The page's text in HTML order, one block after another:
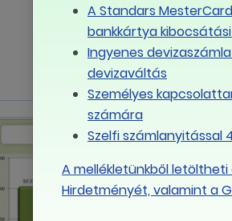
A Standars
bankkártya
Ingyenes
devizaváltás
Személyes
számára
Szelfi számlanyitással
A mellékletünkből letöltheti
Hirdetményét, valamint a